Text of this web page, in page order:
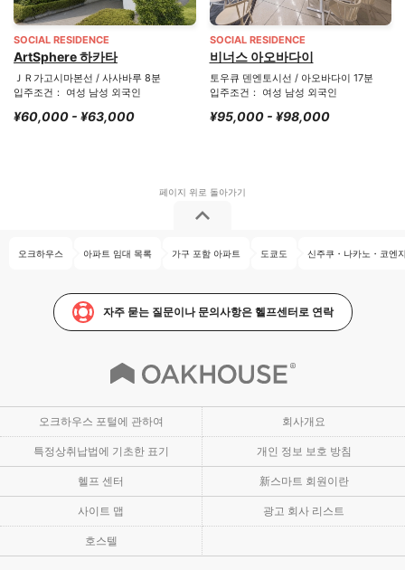
SOCIAL RESIDENCE
ArtSphere 하카타
ＪＲ가고시마본선 / 사사바루 8분
입주조건： 여성 남성 외국인
¥60,000 - ¥63,000
SOCIAL RESIDENCE
비너스 아오바다이
토우큐 덴엔토시선 / 아오바다이 17분
입주조건： 여성 남성 외국인
¥95,000 - ¥98,000
오크하우스 아파트 임대 목록 가구 포함 아파트 도쿄도 신주쿠・나카노・코엔
자주 묻는 질문이나 문의사항은 헬프센터로 연락
오크하우스 포털에 관하여 회사개요
특정상취납법에 기초한 표기 개인 정보 보호 방침
헬프 센터 新스마트 회원이란
사이트 맵 광고 회사 리스트
호스텔